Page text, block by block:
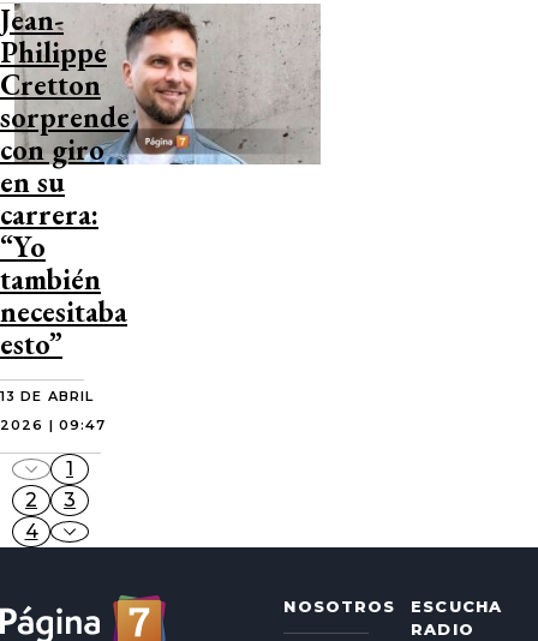
Jean-
Philippe
Cretton
sorprende
con giro
en su
carrera:
“Yo
también
necesitaba
esto”
13 DE ABRIL
2026 | 09:47
1
2
3
4
NOSOTROS
ESCUCHA
RADIO